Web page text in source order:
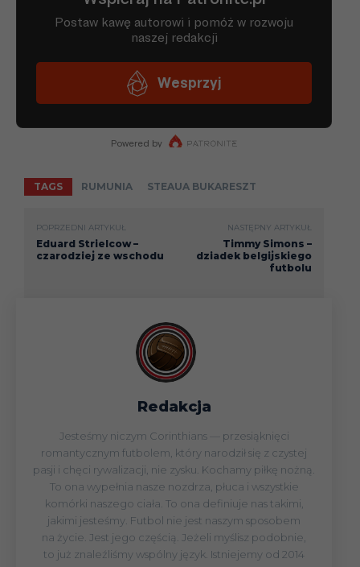
TAGS RUMUNIA STEAUA BUKARESZT
POPRZEDNI ARTYKUŁ
Eduard Strielcow –
czarodziej ze wschodu
NASTĘPNY ARTYKUŁ
Timmy Simons –
dziadek belgijskiego
futbolu
Redakcja
Jesteśmy niczym Corinthians — przesiąknięci
romantycznym futbolem, który narodził się z czystej
pasji i chęci rywalizacji, nie zysku. Kochamy piłkę nożną.
To ona wypełnia nasze nozdrza, płuca i wszystkie
komórki naszego ciała. To ona definiuje nas takimi,
jakimi jesteśmy. Futbol nie jest naszym sposobem
na życie. Jest jego częścią. Jeżeli myślisz podobnie,
to już znaleźliśmy wspólny język. Istniejemy od 2014